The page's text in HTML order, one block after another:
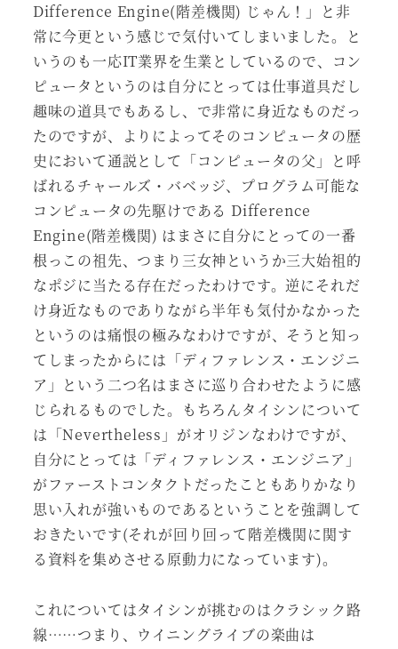
Difference Engine(階差機関) じゃん！」と非
常に今更という感じで気付いてしまいました。と
いうのも一応IT業界を生業としているので、コン
ピュータというのは自分にとっては仕事道具だし
趣味の道具でもあるし、で非常に身近なものだっ
たのですが、よりによってそのコンピュータの歴
史において通説として「コンピュータの父」と呼
ばれるチャールズ・バベッジ、プログラム可能な
コンピュータの先駆けである Difference
Engine(階差機関) はまさに自分にとっての一番
根っこの祖先、つまり三女神というか三大始祖的
なポジに当たる存在だったわけです。逆にそれだ
け身近なものでありながら半年も気付かなかった
というのは痛恨の極みなわけですが、そうと知っ
てしまったからには「ディファレンス・エンジニ
ア」という二つ名はまさに巡り合わせたように感
じられるものでした。もちろんタイシンについて
は「Nevertheless」がオリジンなわけですが、
自分にとっては「ディファレンス・エンジニア」
がファーストコンタクトだったこともありかなり
思い入れが強いものであるということを強調して
おきたいです(それが回り回って階差機関に関す
る資料を集めさせる原動力になっています)。
これについてはタイシンが挑むのはクラシック路
線……つまり、ウイニングライブの楽曲は